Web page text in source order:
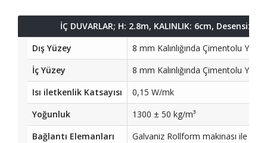
İÇ DUVARLAR; H: 2.8m, KALINLIK: 6cm, Desensiz
Dış Yüzey
8 mm Kalınlığında Çimentolu
İç Yüzey
8 mm Kalınlığında Çimentolu
Isı iletkenlik Katsayısı
0,15 W/mk
Yoğunluk
1300 ± 50 kg/m³
Bağlantı Elemanları
Galvaniz Rollform makinası ile